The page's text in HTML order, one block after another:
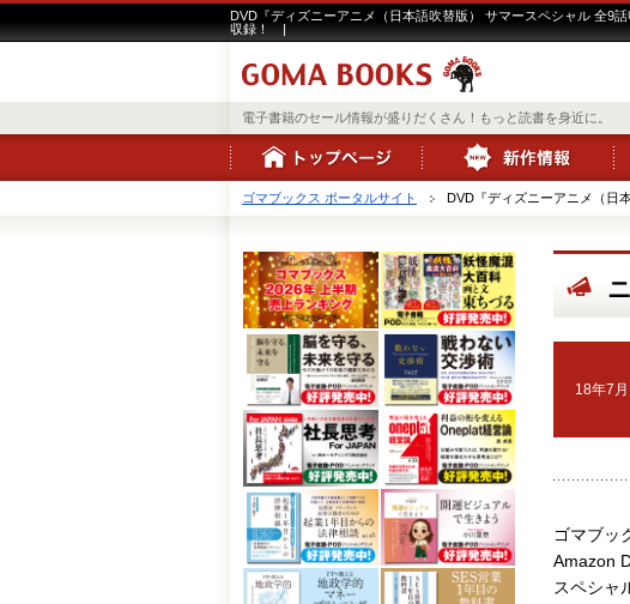
DVD『ディズニーアニメ（日本語吹替版） サマースペシャル 全9
収録！ |
電子書籍のセール情報が盛りだくさん！もっと読書を身近に。
ゴマブックス ポータルサイト DVD『ディズニーアニメ（日
18年7月
ゴマブッ
Amazon
スペシャ